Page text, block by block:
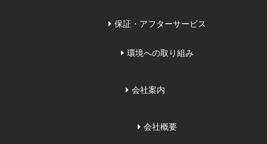
保証・アフターサービス
環境への取り組み
会社案内
会社概要